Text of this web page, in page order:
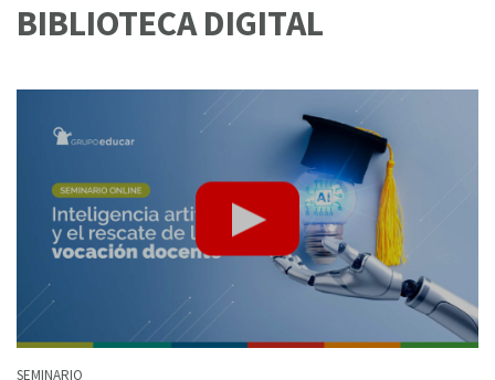
BIBLIOTECA DIGITAL
SEMINARIO